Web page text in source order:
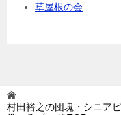
草屋根の会
村田裕之の団塊・シニア